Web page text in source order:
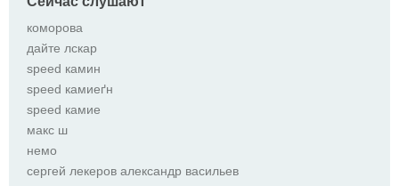
коморова
дайте лскар
speed камин
speed камиеґн
speed камие
макс ш
немо
сергей лекеров александр васильев